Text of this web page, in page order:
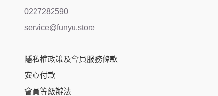
0227282590
service@funyu.store
隱私權政策及會員服務條款
安心付款
會員等級辦法